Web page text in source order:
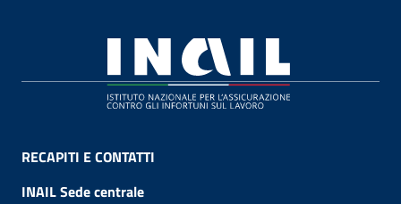
RECAPITI E CONTATTI
INAIL Sede centrale